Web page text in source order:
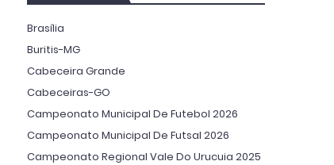
Brasília
Buritis-MG
Cabeceira Grande
Cabeceiras-GO
Campeonato Municipal De Futebol 2026
Campeonato Municipal De Futsal 2026
Campeonato Regional Vale Do Urucuia 2025